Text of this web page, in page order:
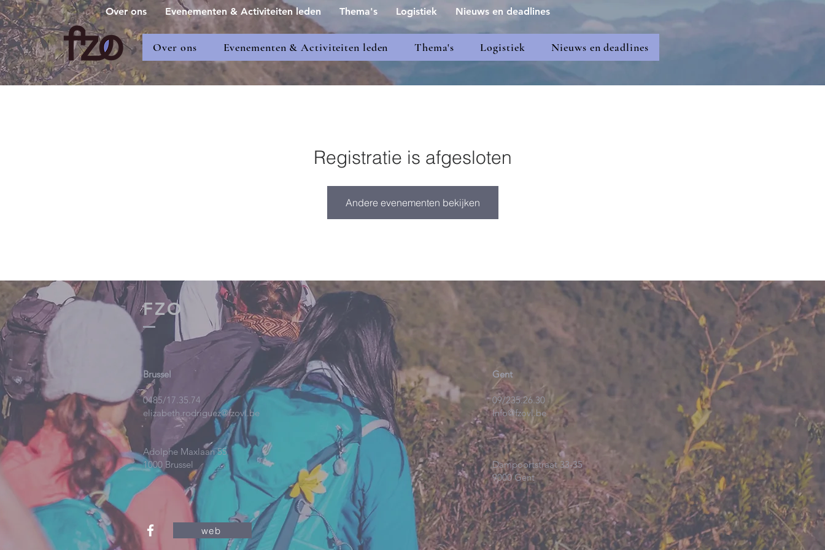
Over ons Evenementen & Activiteiten leden Thema's Logistiek Nieuws en deadlines
Over ons Evenementen & Activiteiten leden Thema's Logistiek Nieuws en deadlines
Registratie is afgesloten
Andere evenementen bekijken
FZO
Brussel
0485/17.35.74
elizabeth.rodriguez@fzovl.be
Adolphe Maxlaan 55
1000 Brussel
web
Gent
09/235.26.30
Info@fzovl.be
Dampoortstraat 33-35
9000 Gent